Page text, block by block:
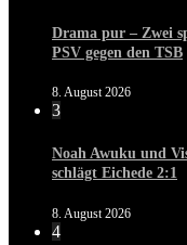
Drama pur – Zwei
PSV gegen den TSB
8. August 2026
3
Noah Awuku und
schlägt Eichede 2:1
8. August 2026
4